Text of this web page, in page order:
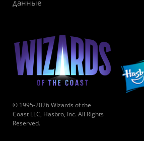
данные
© 1995-2026 Wizards of the
Coast LLC, Hasbro, Inc. All Rights
Reserved.